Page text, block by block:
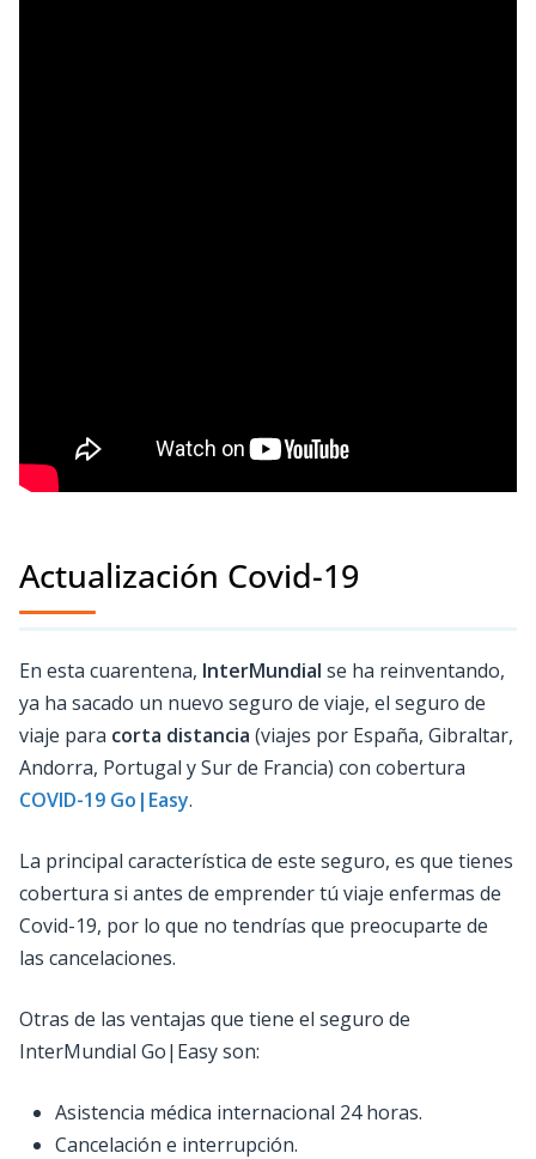
Actualización Covid-19
En esta cuarentena, InterMundial se ha reinventando,
ya ha sacado un nuevo seguro de viaje, el seguro de
viaje para corta distancia (viajes por España, Gibraltar,
Andorra, Portugal y Sur de Francia) con cobertura
COVID-19 Go|Easy.
La principal característica de este seguro, es que tienes
cobertura si antes de emprender tú viaje enfermas de
Covid-19, por lo que no tendrías que preocuparte de
las cancelaciones.
Otras de las ventajas que tiene el seguro de
InterMundial Go|Easy son:
Asistencia médica internacional 24 horas.
Cancelación e interrupción.